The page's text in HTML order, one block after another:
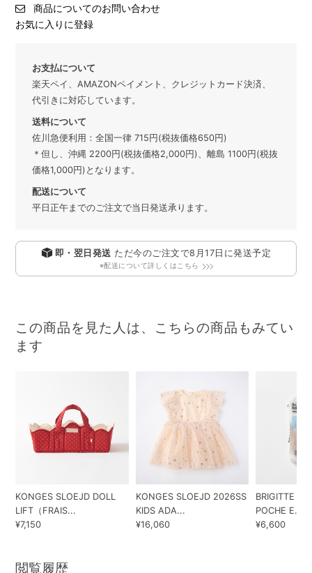
商品についてのお問い合わせ
お気に入りに登録
お支払について
楽天ペイ、AMAZONペイメント、クレジットカード決済、
代引きに対応しています。
送料について
佐川急便利用：全国一律 715円(税抜価格650円)
＊但し、沖縄 2200円(税抜価格2,000円)、離島 1100円(税抜
価格1,000円)となります。
配送について
平日正午までのご注文で当日発送承ります。
即・翌日発送 ただ今のご注文で8月17日 に発送予定
※配送について詳しくはこちら
この商品を見た人は、こちらの商品もみてい
ます
KONGES SLOEJD DOLL
LIFT（FRAIS...
¥7,150
KONGES SLOEJD 2026SS
KIDS ADA...
¥16,060
BRIGITTE
POCHE E...
¥6,600
閲覧履歴